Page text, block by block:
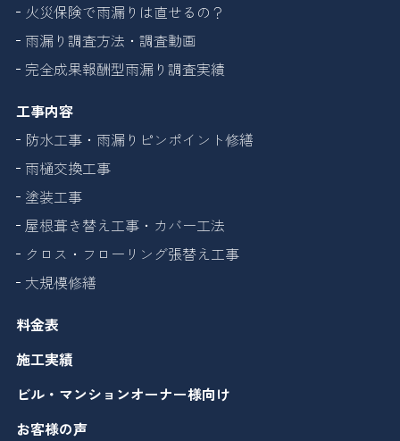
火災保険で雨漏りは直せるの？
雨漏り調査方法・調査動画
完全成果報酬型雨漏り調査実績
工事内容
防水工事・雨漏りピンポイント修繕
雨樋交換工事
塗装工事
屋根葺き替え工事・カバー工法
クロス・フローリング張替え工事
大規模修繕
料金表
施工実績
ビル・マンションオーナー様向け
お客様の声